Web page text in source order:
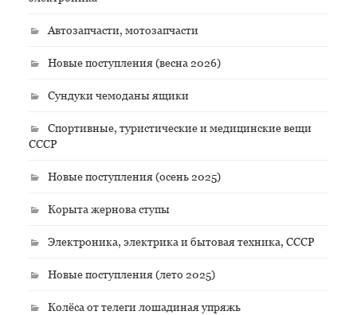
Автозапчасти, мотозапчасти
Новые поступления (весна 2026)
Сундуки чемоданы ящики
Спортивные, туристические и медицинские вещи
СССР
Новые поступления (осень 2025)
Корыта жернова ступы
Электроника, электрика и бытовая техника, СССР
Новые поступления (лето 2025)
Колёса от телеги лошадиная упряжь